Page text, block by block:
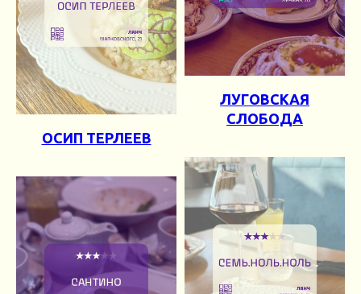
ЛУГОВСКАЯ
СЛОБОДА
ОСИП ТЕРЛЕЕВ